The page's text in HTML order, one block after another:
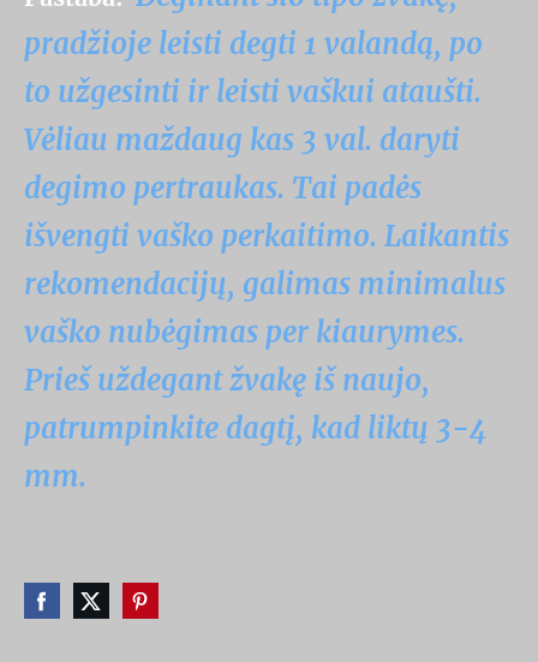
pradžioje leisti degti 1 valandą, po
to užgesinti ir leisti vaškui ataušti.
Vėliau maždaug kas 3 val. daryti
degimo pertraukas. Tai padės
išvengti vaško perkaitimo. Laikantis
rekomendacijų, galimas minimalus
vaško nubėgimas per kiaurymes.
Prieš uždegant žvakę iš naujo,
patrumpinkite dagtį, kad liktų 3-4
mm.